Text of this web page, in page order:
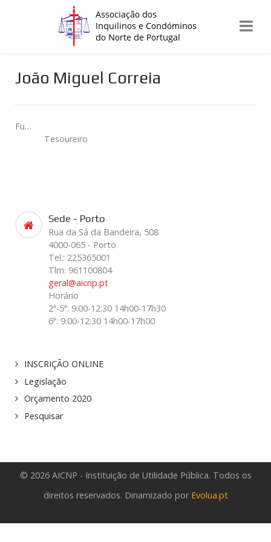
João Miguel Correia
Função:
Tesoureiro
Sede - Porto
Rua da Sá da Bandeira, 508
4000-065 - Porto
Tel.: 225365001
Tlm: 961100804
geral@aicnp.pt
Horário
2ª-5ª: 9:00-12:30 14h00-17h30
6ª: 9:00-12:30 14h00-17h00
INSCRIÇÃO ONLINE
Legislação
Orçamento 2020
Pesquisar
© 2026 AICNP - Instituição de Utilidade Pública. Todos os
direitos reservados. Dinamizado por Evolua.pt